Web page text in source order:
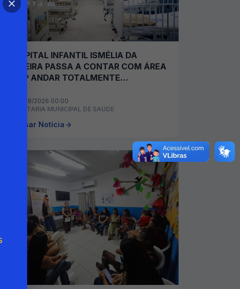
HOSPITAL INFANTIL ISMÉLIA DA
SILVEIRA PASSA A CONTAR COM ÁREA
DO 1º ANDAR TOTALMENTE
07/08/2026 00:00
SECRETARIA MUNICIPAL DE SAÚDE
Acessar Notícia